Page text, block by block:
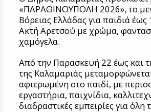
«ΠΑΡΑΘΙΝΟΥΠΟΛΗ 2026», το
Βόρειας Ελλάδας για παιδιά
Ακτή Αρετσού με χρώμα,
χαμόγελα.
Από την Παρασκευή 22 έως και
της Καλαμαριάς
αφιερωμένη στο παιδί, με
εργαστήρια, παιχνίδια,
διαδραστικές εμπειρίες για όλη